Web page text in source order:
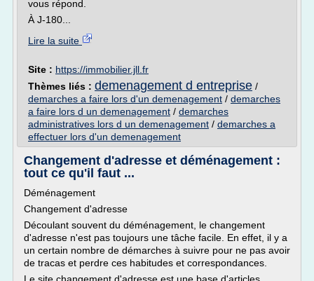
vous répond.
À J-180...
Lire la suite
Site : https://immobilier.jll.fr
Thèmes liés : demenagement d entreprise /
demarches a faire lors d'un demenagement / demarches
a faire lors d un demenagement / demarches
administratives lors d un demenagement / demarches a
effectuer lors d'un demenagement
Changement d'adresse et déménagement :
tout ce qu'il faut ...
Déménagement
Changement d'adresse
Découlant souvent du déménagement, le changement
d'adresse n'est pas toujours une tâche facile. En effet, il y a
un certain nombre de démarches à suivre pour ne pas avoir
de tracas et perdre ces habitudes et correspondances.